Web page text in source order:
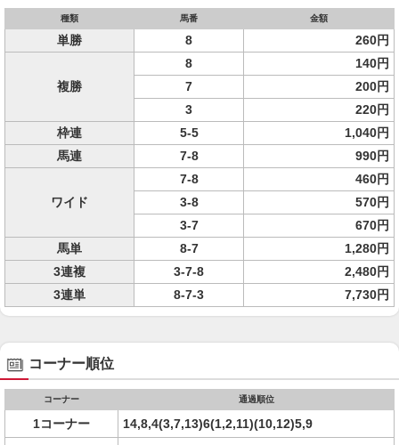
種類 馬番 金額
単勝 8 260円
複勝
8
140円
7
200円
3
220円
枠連
5-5
1,040円
馬連
7-8 990円
ワイド
7-8
460円
3-8
570円
3-7
670円
馬単
8-7
1,280円
3連複
3-7-8
2,480円
3連単
8-7-3 7,730円
コーナー順位
コーナー 通過順位
1コーナー
14,8,4(3,7,13)6(1,2,11)(10,12)5,9